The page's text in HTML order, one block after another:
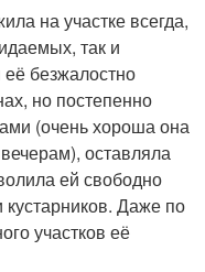
на участке всегда,
так и
безжалостно
но постепенно
(очень хороша она
оставляла
ей свободно
Даже по
участков её